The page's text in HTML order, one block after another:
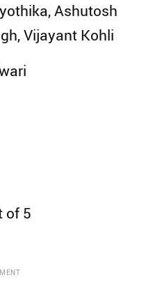
Ashutosh
Vijayant Kohli
of5